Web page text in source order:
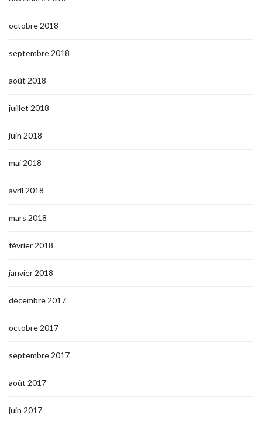
octobre 2018
septembre 2018
août 2018
juillet 2018
juin 2018
mai 2018
avril 2018
mars 2018
février 2018
janvier 2018
décembre 2017
octobre 2017
septembre 2017
août 2017
juin 2017